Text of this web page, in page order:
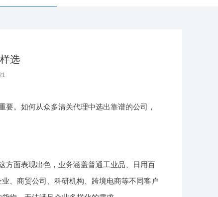
选
。如何从众多清关代理中选出靠谱的公司，
方面表现出色，业务涵盖普通工业品、日用百
、商贸公司、科研机构、跨境电商等不同客户